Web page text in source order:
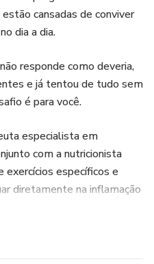
cansadas de conviver
dia a dia.
responde como deveria,
e já tentou de tudo sem
é para você.
especialista em
com a nutricionista
exercícios específicos e
diretamente na inflamação
com o objetivo de